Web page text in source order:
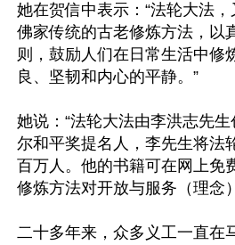
她在贺信中表示：“法轮大法
佛家传统的古老修炼方法，以
则，鼓励人们在日常生活中修
良、坚韧和内心的平静。”
她说：“法轮大法由李洪志先
尔和平奖提名人，李先生将法
百万人。他的书籍可在网上免
修炼方法对开放与服务（理念
二十多年来，众多义工一直在